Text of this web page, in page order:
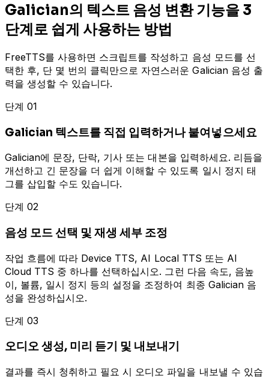
Galician의 텍스트 음성 변환 기능을 3
단계로 쉽게 사용하는 방법
FreeTTS를 사용하면 스크립트를 작성하고 음성 모드를 선
택한 후, 단 몇 번의 클릭만으로 자연스러운 Galician 음성 출
력을 생성할 수 있습니다.
단계 01
Galician 텍스트를 직접 입력하거나 붙여넣으세요
Galician에 문장, 단락, 기사 또는 대본을 입력하세요. 리듬을
개선하고 긴 문장을 더 쉽게 이해할 수 있도록 일시 정지 태
그를 삽입할 수도 있습니다.
단계 02
음성 모드 선택 및 재생 세부 조정
작업 흐름에 따라 Device TTS, AI Local TTS 또는 AI
Cloud TTS 중 하나를 선택하십시오. 그런 다음 속도, 음높
이, 볼륨, 일시 정지 등의 설정을 조정하여 최종 Galician 음
성을 완성하십시오.
단계 03
오디오 생성, 미리 듣기 및 내보내기
결과를 즉시 청취하고 필요 시 오디오 파일을 내보낼 수 있습